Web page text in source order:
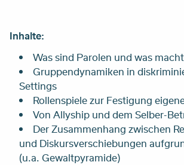
Inhalte:
Was sind Parolen und was
Gruppendynamiken in
Settings
Rollenspiele zur Festigung
Von Allyship und dem Selber-
Der Zusammenhang zwischen
und Diskursverschiebungen
(u.a. Gewaltpyramide)